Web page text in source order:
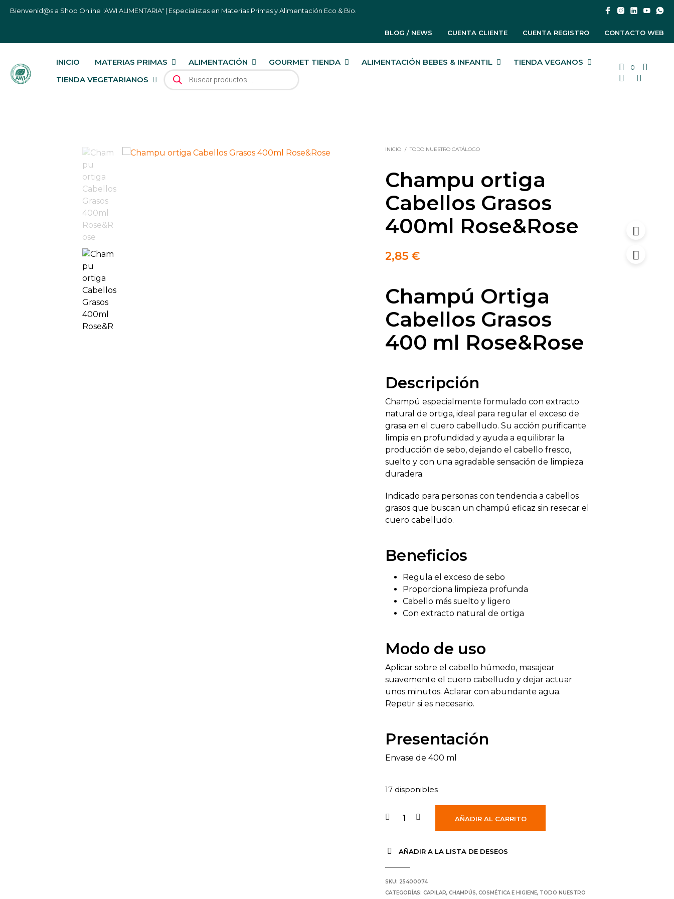
Bienvenid@s a Shop Online "AWI ALIMENTARIA" | Especialistas en Materias Primas y Alimentación Eco & Bio.
BLOG / NEWS CUENTA CLIENTE CUENTA REGISTRO CONTACTO WEB
INICIO MATERIAS PRIMAS ALIMENTACIÓN GOURMET TIENDA ALIMENTACIÓN BEBES & INFANTIL
TIENDA VEGANOS
TIENDA VEGETARIANOS
BÚSQUEDA DE PRODUCTOS
0
INICIO / TODO NUESTRO CATÁLOGO
Champu ortiga
Cabellos Grasos
400ml Rose&Rose
2,85 €
Champú Ortiga
Cabellos Grasos
400 ml Rose&Rose
Descripción
Champú especialmente formulado con extracto
natural de ortiga, ideal para regular el exceso de
grasa en el cuero cabelludo. Su acción purificante
limpia en profundidad y ayuda a equilibrar la
producción de sebo, dejando el cabello fresco,
suelto y con una agradable sensación de limpieza
duradera.
Indicado para personas con tendencia a cabellos
grasos que buscan un champú eficaz sin resecar el
cuero cabelludo.
Beneficios
Regula el exceso de sebo
Proporciona limpieza profunda
Cabello más suelto y ligero
Con extracto natural de ortiga
Modo de uso
Aplicar sobre el cabello húmedo, masajear
suavemente el cuero cabelludo y dejar actuar
unos minutos. Aclarar con abundante agua.
Repetir si es necesario.
Presentación
Envase de 400 ml
17 disponibles
AÑADIR AL CARRITO
AÑADIR A LA LISTA DE DESEOS
SKU: 25400074
CATEGORÍAS:CAPILAR,CHAMPÚS,COSMÉTICA E HIGIENE, TODO NUESTRO